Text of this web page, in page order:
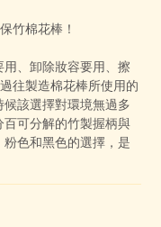
限本島）
享 9 折優惠！！把握
、冷凍料理包通通享優
5
3
2
1
0
9
8
7
6
5
3
秒
🛒
竹棉花棒！
、卸除妝容要用、擦
往製造棉花棒所使用的
該選擇對環境無過多
可分解的竹製握柄與
色和黑色的選擇，是